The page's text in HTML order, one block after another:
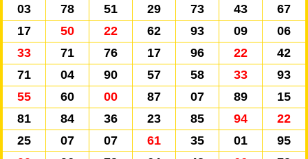
03
78 51 29 73 43
67
17
50 22 62 93 09
06
33
71 76 17 96 22
42
71
04 90 57 58 33
93
55
60 00 87 07 89
15
81
84 36 23 85 94
22
25
07 07 61 35 01
95